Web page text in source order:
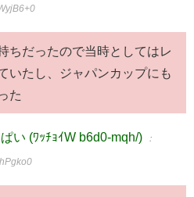
ちだったので当時としてはレ
いたし、ジャパンカップにも
た
い (ﾜｯﾁｮｲW b6d0-mqh/) ：